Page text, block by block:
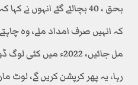
بحق ، 40 بچالئے گئے
کہ انہیں صرف امداد ملے، وہ
مل جائیں، 2022ء میں
رہا، یہ پھر کرپشن کریں گے،